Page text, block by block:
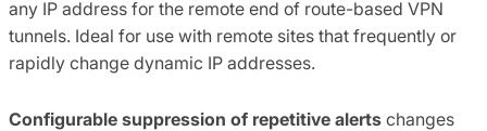
any IP address for the remote end of route-based VPN
tunnels. Ideal for use with remote sites that frequently or
rapidly change dynamic IP addresses.
Configurable suppression of repetitive alerts changes